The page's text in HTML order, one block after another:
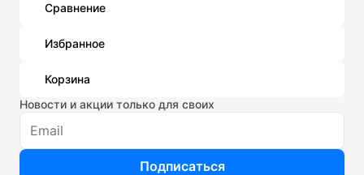
Сравнение
Избранное
Корзина
Новости и акции только для своих
Подписаться